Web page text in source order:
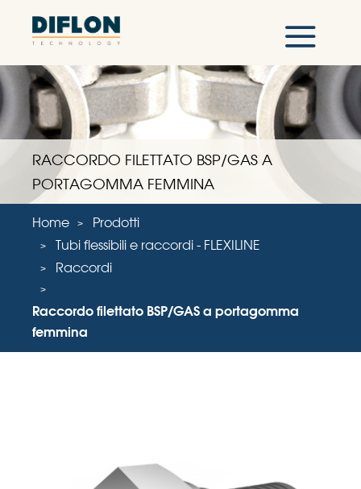
RACCORDO FILETTATO BSP/GAS A
PORTAGOMMA FEMMINA
Home
Prodotti
Tubi flessibili e raccordi - FLEXILINE
Raccordi
Raccordo filettato BSP/GAS a portagomma
femmina